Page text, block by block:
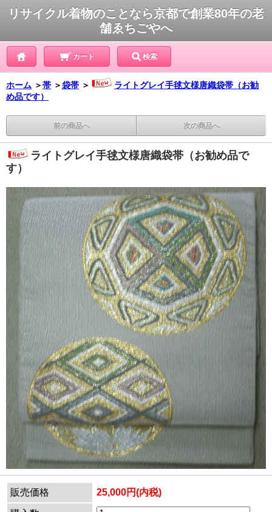
リサイクル着物のことなら京都で創業80年の老
舗ゑちごやへ
カート 検索
ホーム ＞帯 ＞袋帯 ＞
ライトグレイ手毬文様唐織袋帯（お勧
め品です）
前の商品へ 次の商品へ
ライトグレイ手毬文様唐織袋帯（お勧め品で
す）
販売価格 25,000円(内税)